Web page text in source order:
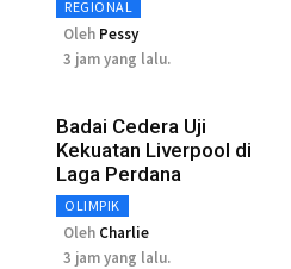
REGIONAL
Oleh Pessy
3 jam yang lalu.
Badai Cedera Uji
Kekuatan Liverpool di
Laga Perdana
OLIMPIK
Oleh Charlie
3 jam yang lalu.